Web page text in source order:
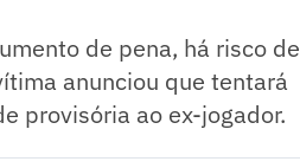
de pena, há risco de
anunciou que tentará
provisória ao ex-jogador.